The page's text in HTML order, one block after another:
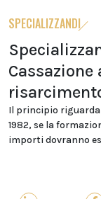
SPECIALIZZANDI
Il principio riguarda
1982, se la
importi dovranno